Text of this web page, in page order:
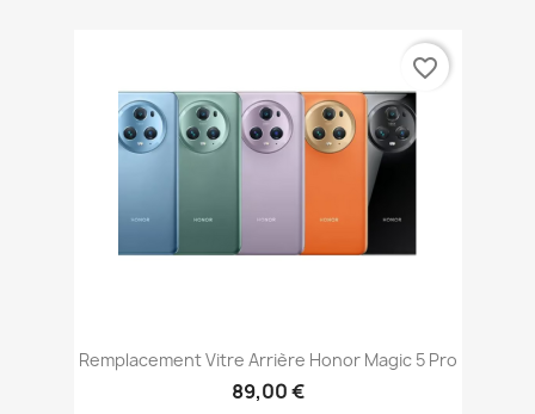
Remplacement Vitre Arrière Honor Magic 5 Pro
89,00 €
favorite_border